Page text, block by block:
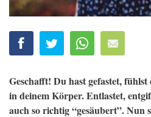
Geschafft! Du hast gefastet,
in deinem Körper. Entlastet,
auch so richtig “gesäubert”. Nun